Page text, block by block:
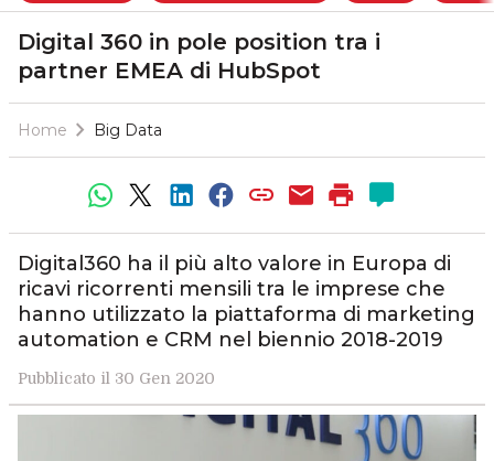
Digital 360 in pole position tra i
partner EMEA di HubSpot
Home Big Data
Digital360 ha il più alto valore in Europa di
ricavi ricorrenti mensili tra le imprese che
hanno utilizzato la piattaforma di marketing
automation e CRM nel biennio 2018-2019
Pubblicato il 30 Gen 2020